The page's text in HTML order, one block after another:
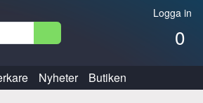
Logga in
0
Nyheter Butiken